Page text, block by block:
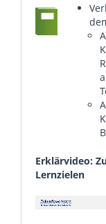
Erklärvideo:
Lernzielen
Video